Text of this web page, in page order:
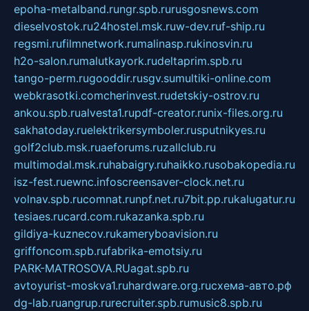
epoha-metalband.rungr.spb.rurusgosnews.com
dieselvostok.ru24hostel.msk.ruw-dev.ruf-ship.ru
regsmi.rufilmnetwork.rumalinasp.rukinosvin.ru
h2o-salon.rumalutkayork.rudeltaprim.spb.ru
tango-perm.rugooddir.rusgv.sumultiki-online.com
webkrasotki.comcherinvest.rudetskiy-ostrov.ru
ankou.spb.rualvesta1.rupdf-creator.runix-files.org.ru
sakhatoday.ruelektrikersymboler.rusputnikyes.ru
golf2club.msk.ruaeforums.ruzallclub.ru
multimodal.msk.ruhabaigry.ruhaikko.rusobakopedia.ru
isz-fest.ruewnc.infoscreensaver-clock.net.ru
volnav.spb.rucomnat.runpf.net.ru7bit.pp.rukalugatur.ru
tesiaes.rucard.com.rukazanka.spb.ru
gildiya-kuznecov.rukameryboavision.ru
griffoncom.spb.rufabrika-emotsiy.ru
PARK-MATROSOVA.RUagat.spb.ru
avtoyurist-moskva1.ruhardware.org.ruсхема-авто.рф
dg-lab.ruangrup.rurecruiter.spb.rumusic8.spb.ru